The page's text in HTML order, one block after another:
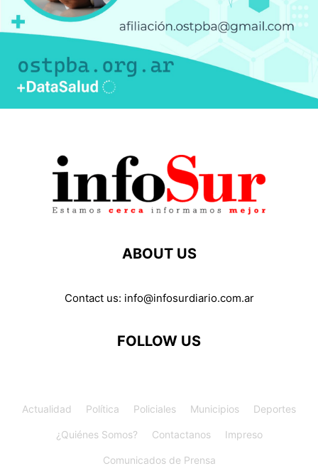
ABOUT US
Contact us: info@infosurdiario.com.ar
FOLLOW US
Actualidad Política Policiales Municipios Deportes
¿Quiénes Somos? Contactanos Impreso
Comunicados de Prensa